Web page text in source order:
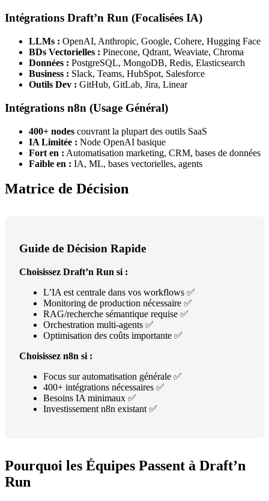
Intégrations Draft’n Run (Focalisées IA)
LLMs : OpenAI, Anthropic, Google, Cohere, Hugging Face
BDs Vectorielles : Pinecone, Qdrant, Weaviate, Chroma
Données : PostgreSQL, MongoDB, Redis, Elasticsearch
Business : Slack, Teams, HubSpot, Salesforce
Outils Dev : GitHub, GitLab, Jira, Linear
Intégrations n8n (Usage Général)
400+ nodes couvrant la plupart des outils SaaS
IA Limitée : Node OpenAI basique
Fort en : Automatisation marketing, CRM, bases de données
Faible en : IA, ML, bases vectorielles, agents
Matrice de Décision
Guide de Décision Rapide
Choisissez Draft’n Run si :
L’IA est centrale dans vos workflows ✅
Monitoring de production nécessaire ✅
RAG/recherche sémantique requise ✅
Orchestration multi-agents ✅
Optimisation des coûts importante ✅
Choisissez n8n si :
Focus sur automatisation générale ✅
400+ intégrations nécessaires ✅
Besoins IA minimaux ✅
Investissement n8n existant ✅
Pourquoi les Équipes Passent à Draft’n
Run